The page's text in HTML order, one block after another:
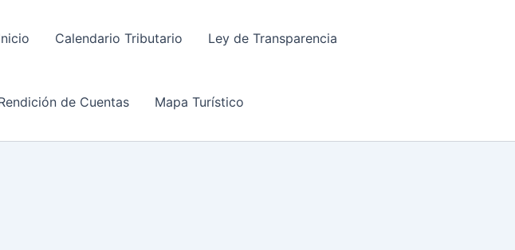
Calendario Tributario Ley de Transparencia
de Cuentas Mapa Turístico